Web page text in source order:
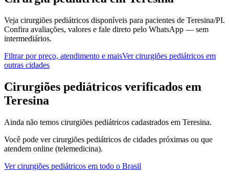
Veja cirurgiões pediátricos disponíveis para pacientes de Teresina/PI.
Confira avaliações, valores e fale direto pelo WhatsApp — sem
intermediários.
Filtrar por preço, atendimento e maisVercirurgiões pediátricos em
outras cidades
Cirurgiões pediátricos verificados em
Teresina
Ainda não temos cirurgiões pediátricos cadastrados em Teresina.
Você pode vercirurgiões pediátricos de cidades próximas ou que
atendem online (telemedicina).
Vercirurgiões pediátricos em todo o Brasil